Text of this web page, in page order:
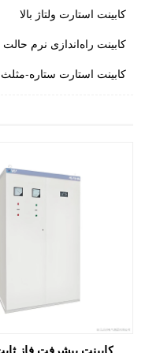
کابینت استارت ولتاژ بالا
کابینت راه‌اندازی نرم حالت
کابینت استارت ستاره-مثلث